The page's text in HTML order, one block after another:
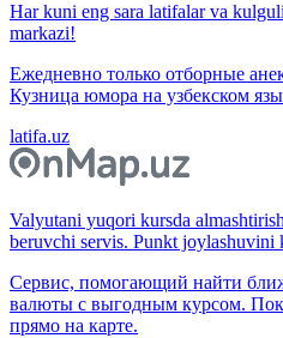
Har kuni eng sara latifalar va
markazi!
Ежедневно только отборные
Кузница юмора на узбекском
latifa.uz
Valyutani yuqori kursda
beruvchi servis. Punkt joylashuvini
Сервис, помогающий найти
валюты с выгодным курсом.
прямо на карте.